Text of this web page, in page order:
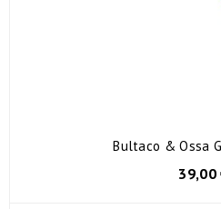
Bultaco & Ossa
39,00